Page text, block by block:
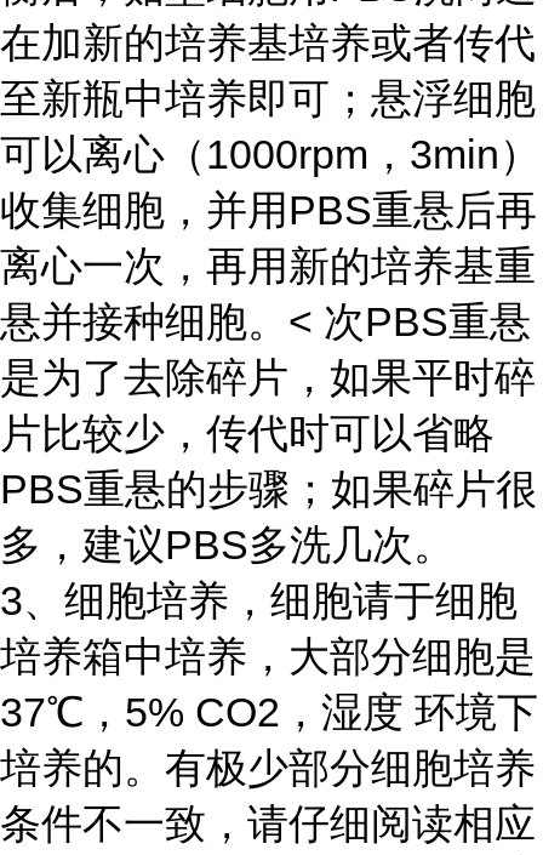
在加新的培养基培养或者传代
至新瓶中培养即可；悬浮细胞
可以离心（1000rpm，3min）
收集细胞，并用PBS重悬后再
离心一次，再用新的培养基重
悬并接种细胞。< 次PBS重悬
是为了去除碎片，如果平时碎
片比较少，传代时可以省略
PBS重悬的步骤；如果碎片很
多，建议PBS多洗几次。
3、细胞培养，细胞请于细胞
培养箱中培养，大部分细胞是
37℃，5% CO2，湿度 环境下
培养的。有极少部分细胞培养
条件不一致，请仔细阅读相应